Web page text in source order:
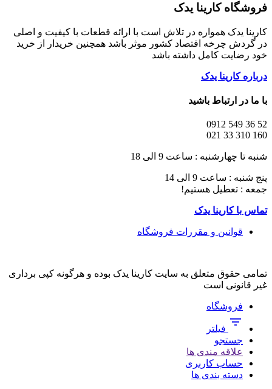
فروشگاه کارینا یدک
کارینا یدک همواره در تلاش است با ارائه قطعات با کیفیت و اصلی
در گردش چرخه اقتصاد کشور موثر باشد همچنین خریدار از خرید
خود رضایت کامل داشته باشد
درباره کارینا یدک
با ما در ارتباط باشید
52 36 549 0912
160 310 33 021
شنبه تا چهارشنبه : ساعت 9 الی 18
پنج شنبه : ساعت 9 الی 14
جمعه : تعطیل هستیم!
تماس با کارینا یدک
قوانین و مقررات فروشگاه
تمامی حقوق متعلق به سایت کارینا یدک بوده و هرگونه کپی برداری
غیر قانونی است
فروشگاه
فیلتر
جستجو
علاقه مندی ها
حساب کاربری
دسته بندی ها